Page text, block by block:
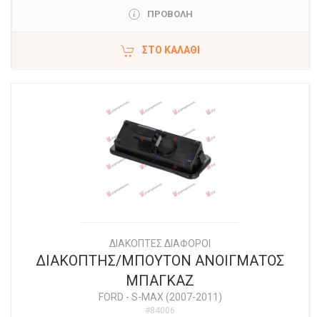
ΠΡΟΒΟΛΗ
ΣΤΟ ΚΑΛΆΘΙ
ΔΙΑΚΟΠΤΕΣ ΔΙΑΦΟΡΟΙ
ΔΙΑΚΟΠΤΗΣ/ΜΠΟΥΤΟΝ ΑΝΟΙΓΜΑΤΟΣ
ΜΠΑΓΚΑΖ
FORD - S-MAX (2007-2011)
#84006